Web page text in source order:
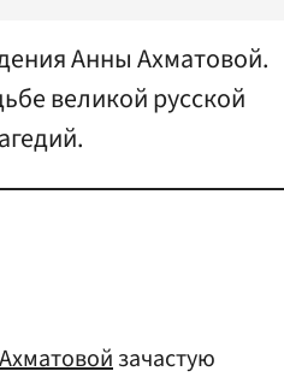
Анны Ахматовой.
великой русской
зачастую